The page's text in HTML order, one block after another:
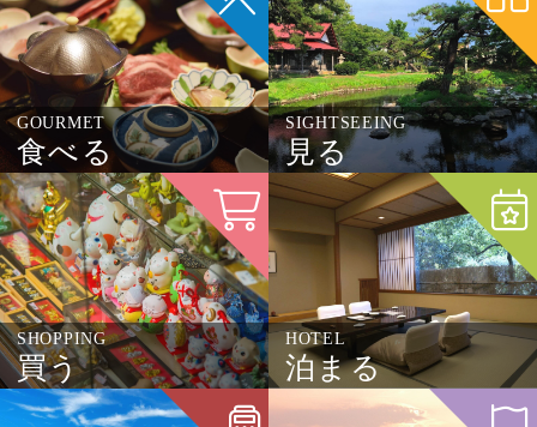
GOURMET
食べる
SIGHTSEEING
見る
SHOPPING
買う
HOTEL
泊まる